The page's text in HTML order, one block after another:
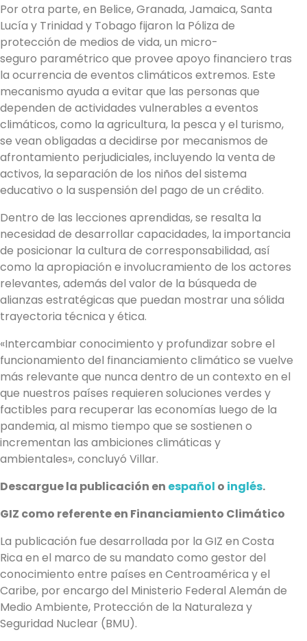
Por otra parte, en Belice, Granada, Jamaica, Santa
Lucía y Trinidad y Tobago fijaron la Póliza de
protección de medios de vida, un micro-
seguro paramétrico que provee apoyo financiero tras
la ocurrencia de eventos climáticos extremos. Este
mecanismo ayuda a evitar que las personas que
dependen de actividades vulnerables a eventos
climáticos, como la agricultura, la pesca y el turismo,
se vean obligadas a decidirse por mecanismos de
afrontamiento perjudiciales, incluyendo la venta de
activos, la separación de los niños del sistema
educativo o la suspensión del pago de un crédito.
Dentro de las lecciones aprendidas, se resalta la
necesidad de desarrollar capacidades, la importancia
de posicionar la cultura de corresponsabilidad, así
como la apropiación e involucramiento de los actores
relevantes, además del valor de la búsqueda de
alianzas estratégicas que puedan mostrar una sólida
trayectoria técnica y ética.
«Intercambiar conocimiento y profundizar sobre el
funcionamiento del financiamiento climático se vuelve
más relevante que nunca dentro de un contexto en el
que nuestros países requieren soluciones verdes y
factibles para recuperar las economías luego de la
pandemia, al mismo tiempo que se sostienen o
incrementan las ambiciones climáticas y
ambientales», concluyó Villar.
Descargue la publicación en español o inglés.
GIZ como referente en Financiamiento Climático
La publicación fue desarrollada por la GIZ en Costa
Rica en el marco de su mandato como gestor del
conocimiento entre países en Centroamérica y el
Caribe, por encargo del Ministerio Federal Alemán de
Medio Ambiente, Protección de la Naturaleza y
Seguridad Nuclear (BMU).